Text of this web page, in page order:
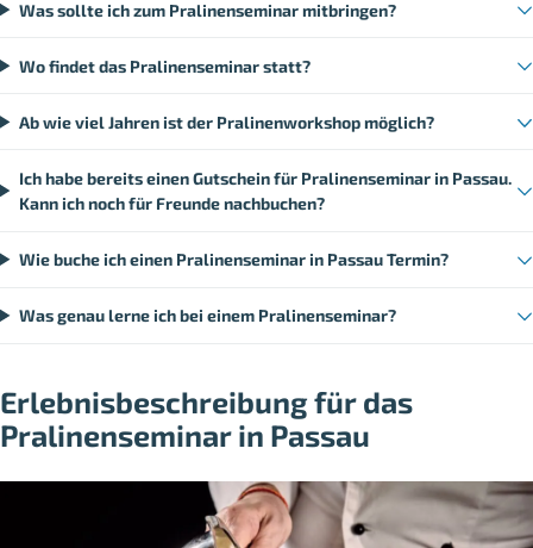
Was sollte ich zum Pralinenseminar mitbringen?
Wo findet das Pralinenseminar statt?
Ab wie viel Jahren ist der Pralinenworkshop möglich?
Ich habe bereits einen Gutschein für Pralinenseminar in Passau.
Kann ich noch für Freunde nachbuchen?
Wie buche ich einen Pralinenseminar in Passau Termin?
Was genau lerne ich bei einem Pralinenseminar?
Erlebnisbeschreibung für das
Pralinenseminar in Passau